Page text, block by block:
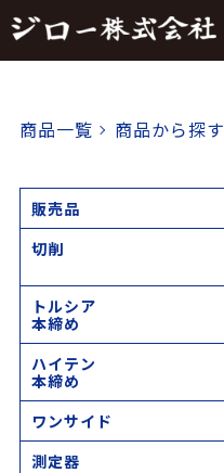
商品一覧 商品から探す
販売品
切削
トルシア
本締め
ハイテン
本締め
ワンサイド
測定器